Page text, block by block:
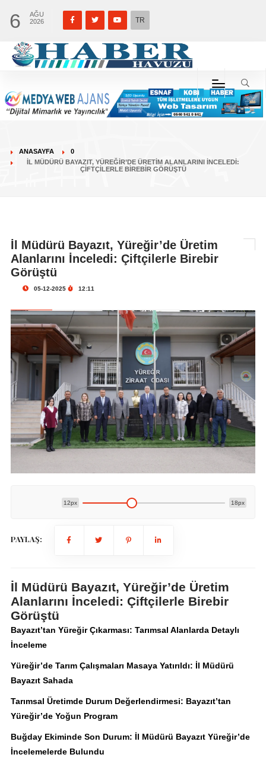
6
AĞU
2026
TR
ANASAYFA
0
İL MÜDÜRÜ BAYAZIT, YÜREĞIR’DE ÜRETIM ALANLARINI İNCELEDI:
ÇIFTÇILERLE BIREBIR GÖRÜŞTÜ
İl Müdürü Bayazıt, Yüreğir’de Üretim
Alanlarını İnceledi: Çiftçilerle Birebir
Görüştü
05-12-2025 12:11
12px 18px
PAYLAŞ:
İl Müdürü Bayazıt, Yüreğir’de Üretim
Alanlarını İnceledi: Çiftçilerle Birebir
Görüştü
Bayazıt’tan Yüreğir Çıkarması: Tarımsal Alanlarda Detaylı
İnceleme
Yüreğir’de Tarım Çalışmaları Masaya Yatırıldı: İl Müdürü
Bayazıt Sahada
Tarımsal Üretimde Durum Değerlendirmesi: Bayazıt’tan
Yüreğir’de Yoğun Program
Buğday Ekiminde Son Durum: İl Müdürü Bayazıt Yüreğir’de
İncelemelerde Bulundu